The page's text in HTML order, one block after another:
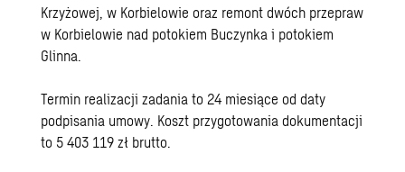
Krzyżowej, w Korbielowie oraz remont dwóch przepraw
w Korbielowie nad potokiem Buczynka i potokiem
Glinna.
Termin realizacji zadania to 24 miesiące od daty
podpisania umowy. Koszt przygotowania dokumentacji
to 5 403 119 zł brutto.